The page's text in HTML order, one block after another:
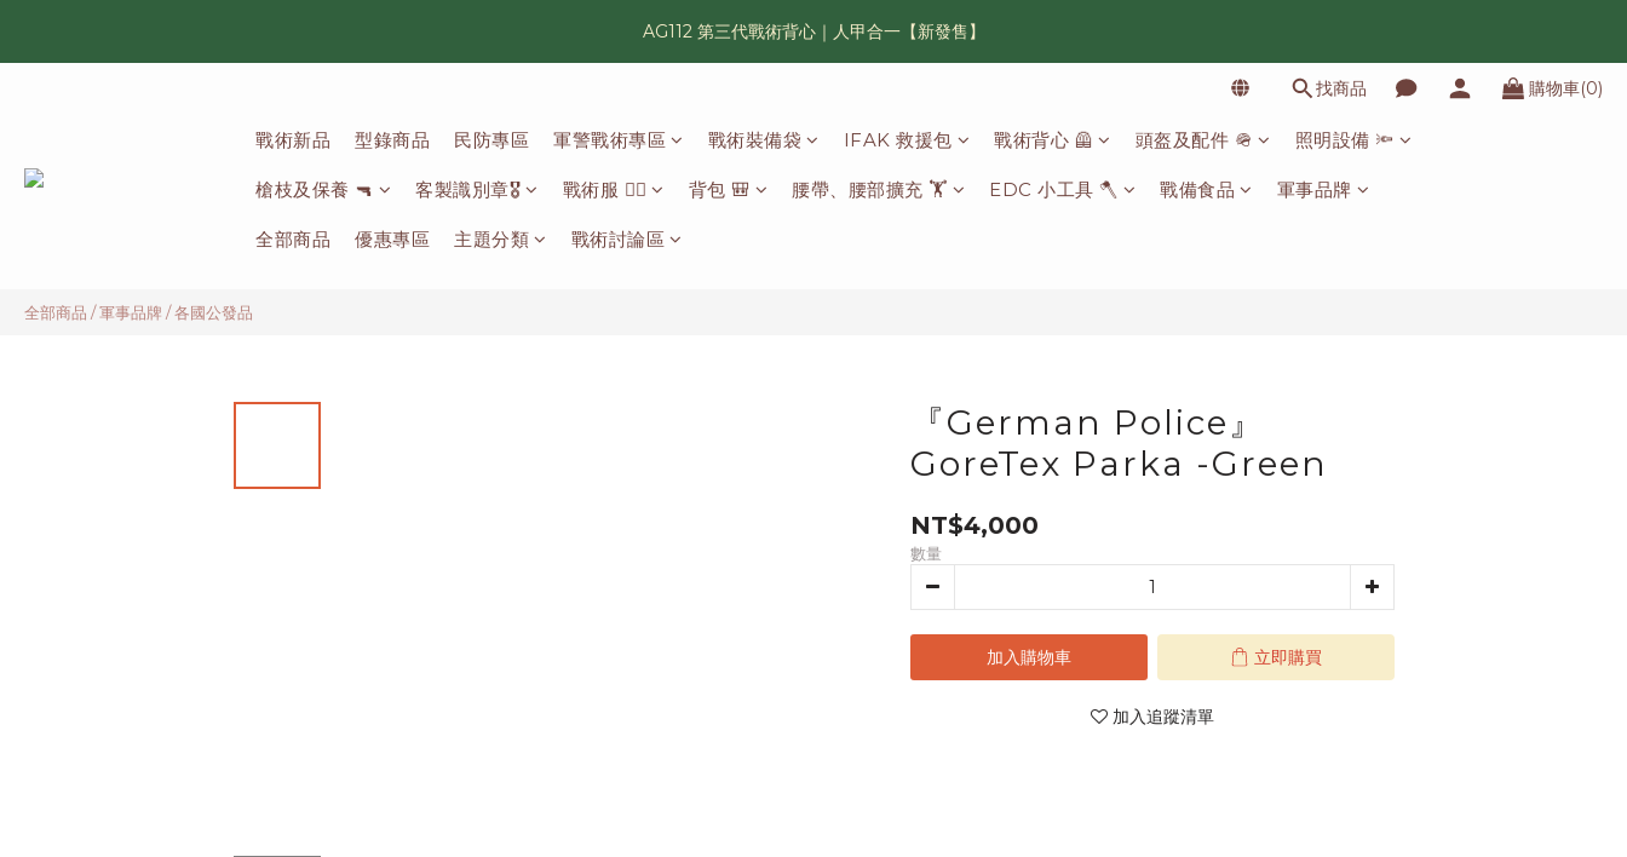
漢光42 傲骨紀念臂章｜滿 6500 贈送一片！
AG112 第三代戰術背心｜人甲合一【新發售】
找商品 購物車(0)
戰術新品 型錄商品 民防專區 軍警戰術專區 戰術裝備袋 IFAK 救援包 戰術背心 🦺 頭盔及配件 🪖 照明設備 🔦
槍枝及保養 🔫 客製識別章🎖️ 戰術服 🦸‍♂️ 背包 🎒 腰帶、腰部擴充 🏋️ EDC 小工具 🪓 戰備食品 軍事品牌
全部商品 優惠專區 主題分類 戰術討論區
全部商品 /軍事品牌 /各國公發品
『German Police』
GoreTex Parka -Green
NT$4,000
數量
加入購物車 立即購買
加入追蹤清單
立即購買